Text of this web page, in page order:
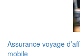
Assurance voyage
mobile